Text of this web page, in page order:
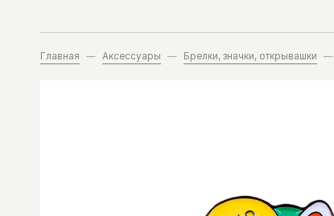
Главная Аксессуары Брелки, значки, открывашки